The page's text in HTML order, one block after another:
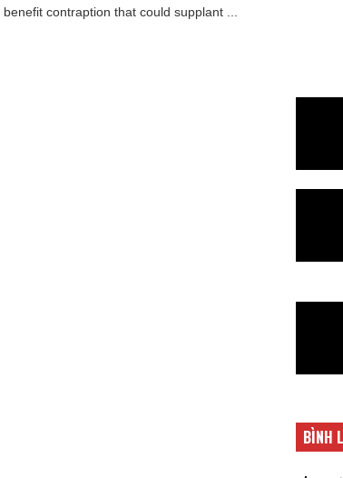
contraption that could supplant ...
BÌNH